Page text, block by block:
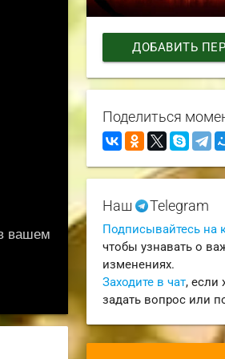
ДОБАВИТЬ
Поделиться
Наш Telegram
Подписывайтесь на
чтобы узнавать о
изменениях.
Заходите в чат, если
задать вопрос или